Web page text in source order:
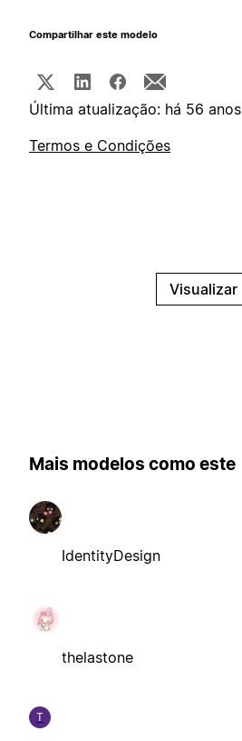
Compartilhar este modelo
Última atualização: há 56 anos
Termos e Condições
Visualizar
Mais modelos como este
IdentityDesign
thelastone
T